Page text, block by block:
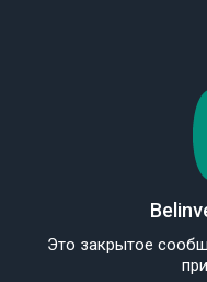
Это закрытое